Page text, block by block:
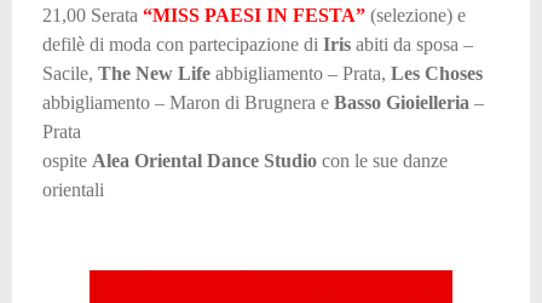
21,00 Serata “MISS PAESI IN FESTA” (selezione) e
defilè di moda con partecipazione di Iris abiti da sposa –
Sacile, The New Life abbigliamento – Prata, Les Choses
abbigliamento – Maron di Brugnera e Basso Gioielleria –
Prata
ospite Alea Oriental Dance Studio con le sue danze
orientali